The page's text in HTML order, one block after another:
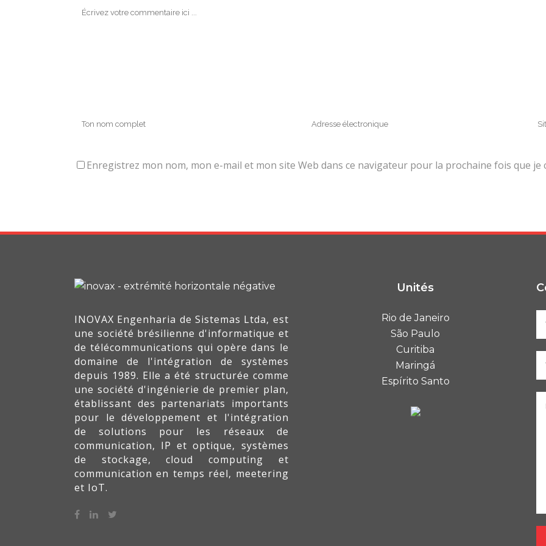
Enregistrez mon nom, mon e-mail et mon site Web dans ce navigateur pour la prochaine fois que je
INOVAX Engenharia de Sistemas Ltda, est
une société brésilienne d'informatique et
de télécommunications qui opère dans le
domaine de l'intégration de systèmes
depuis 1989. Elle a été structurée comme
une société d'ingénierie de premier plan,
établissant des partenariats importants
pour le développement et l'intégration
de solutions pour les réseaux de
communication, IP et optique, systèmes
de stockage, cloud computing et
communication en temps réel, meetering
et IoT.
Unités
Rio de Janeiro
São Paulo
Curitiba
Maringá
Espírito Santo